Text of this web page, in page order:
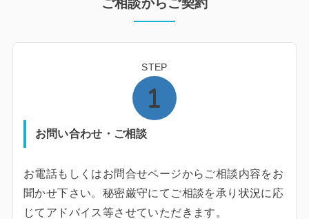
ご相談からご契約
STEP
お問い合わせ・ご相談
お電話もしくはお問合せページからご相談内容をお
聞かせ下さい。秘密厳守にてご相談を承り状況に応
じてアドバイス等させていただきます。